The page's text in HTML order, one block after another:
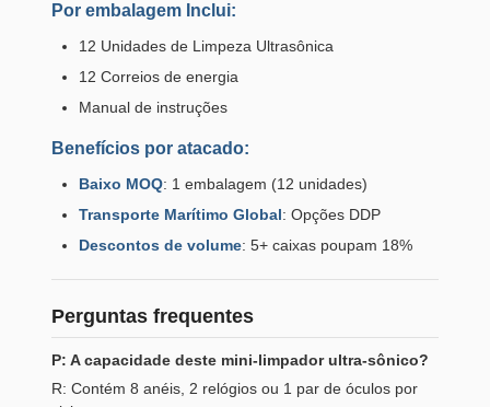
Por embalagem Inclui:
12 Unidades de Limpeza Ultrasônica
12 Correios de energia
Manual de instruções
Benefícios por atacado:
Baixo MOQ: 1 embalagem (12 unidades)
Transporte Marítimo Global: Opções DDP
Descontos de volume: 5+ caixas poupam 18%
Perguntas frequentes
P: A capacidade deste mini-limpador ultra-sônico?
R: Contém 8 anéis, 2 relógios ou 1 par de óculos por